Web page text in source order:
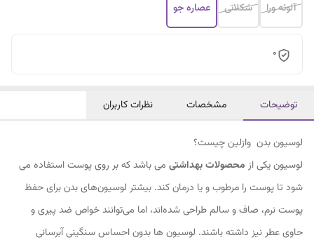
آلوئه ورا شکلاتی عصاره جو
0
توضیحات مشخصات نظرات کاربران
لوسیون بدن وازلین چیست؟
لوسیون یکی از محصولات بهداشتی می باشد که بر روی پوست استفاده می
شود تا پوست را مرطوب و یا درمان کند. بیشتر لوسیون‌های بدن برای حفظ
پوست نرم، صاف و سالم طراحی شده‌اند، اما می‌توانند خواص ضد پیری و
حاوی عطر نیز داشته باشند. لوسیون ها بدون احساس سنگینی آبرسانی